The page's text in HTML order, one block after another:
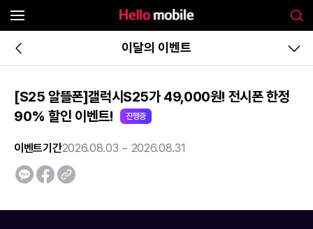
이달의 이벤트
[S25 알뜰폰]갤럭시S25가 49,000원! 전시폰 한정
90% 할인 이벤트!
진행중
이벤트기간2026.08.03 ~ 2026.08.31